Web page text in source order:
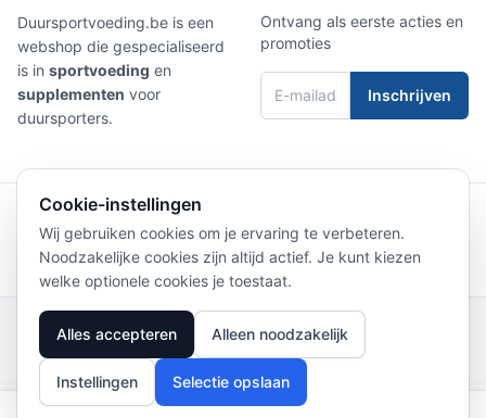
Duursportvoeding.be is een
webshop die gespecialiseerd
is in sportvoeding en
supplementen voor
duursporters.
Ontvang als eerste acties en
promoties
Inschrijven
4,9/5 Laat een review achter
Privacy Policy Terms of Service
Beoordelingen
© 2026 Duursportvoeding
Cookie-instellingen
Wij gebruiken cookies om je ervaring te verbeteren.
Noodzakelijke cookies zijn altijd actief. Je kunt kiezen
welke optionele cookies je toestaat.
Alles accepteren Alleen noodzakelijk
Instellingen Selectie opslaan